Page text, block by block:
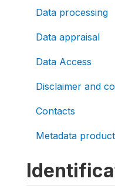
Data processing
Data appraisal
Data Access
Disclaimer and
Contacts
Metadata